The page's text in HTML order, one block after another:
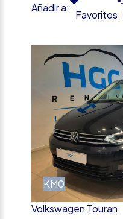
Añadir a:
Favoritos
KM0
Volkswagen Touran